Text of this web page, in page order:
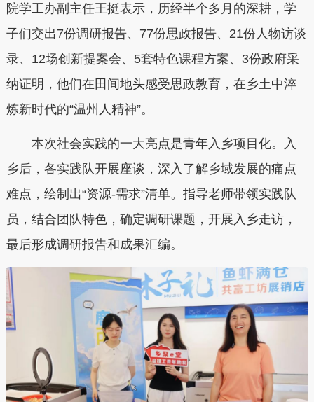
院学工办副主任王挺表示，历经半个多月的深耕，学
子们交出7份调研报告、77份思政报告、21份人物访谈
录、12场创新提案会、5套特色课程方案、3份政府采
纳证明，他们在田间地头感受思政教育，在乡土中淬
炼新时代的“温州人精神”。
本次社会实践的一大亮点是青年入乡项目化。入
乡后，各实践队开展座谈，深入了解乡域发展的痛点
难点，绘制出“资源-需求”清单。指导老师带领实践队
员，结合团队特色，确定调研课题，开展入乡走访，
最后形成调研报告和成果汇编。